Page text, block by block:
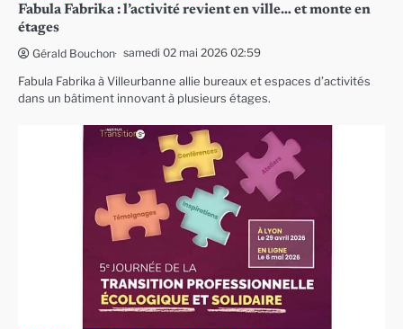
Fabula Fabrika : l’activité revient en ville… et monte en
étages
Gérald Bouchon samedi 02 mai 2026 02:59
Fabula Fabrika à Villeurbanne allie bureaux et espaces d’activités
dans un bâtiment innovant à plusieurs étages.